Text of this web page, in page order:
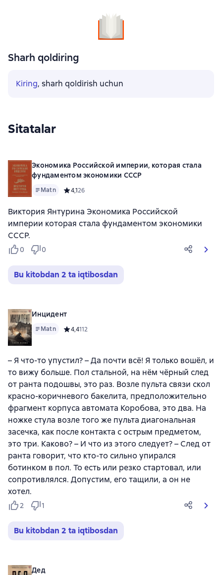
Sharh qoldiring
Kiring, sharh qoldirish uchun
Sitatalar
Экономика Российской империи, которая стала
фундаментом экономики СССР
Matn Средний рейтинг 4,1 на основе 26 оценок
4,126
Виктория Янтурина Экономика Российской
империи которая стала фундаментом экономики
СССР.
0 0
Bu kitobdan 2 ta iqtibosdan
Инцидент
Matn Средний рейтинг 4,4 на основе 112 оценок
4,4112
– Я что-то упустил? – Да почти всё! Я только вошёл, и
то вижу больше. Пол стальной, на нём чёрный след
от ранта подошвы, это раз. Возле пульта связи скол
красно-коричневого бакелита, предположительно
фрагмент корпуса автомата Коробова, это два. На
ножке стула возле того же пульта диагональная
засечка, как после контакта с острым предметом,
это три. Каково? – И что из этого следует? – След от
ранта говорит, что кто-то сильно упирался
ботинком в пол. То есть или резко стартовал, или
сопротивлялся. Допустим, его тащили, а он не
хотел.
2 1
Bu kitobdan 2 ta iqtibosdan
Дед